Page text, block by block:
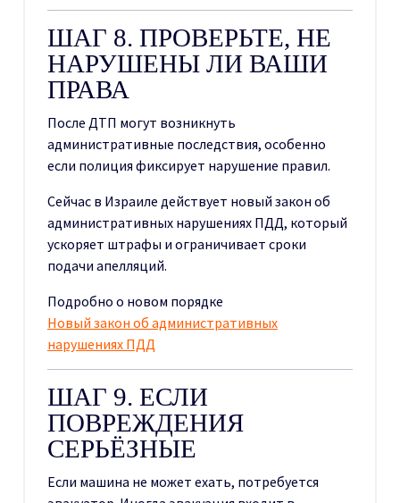
ШАГ 8. ПРОВЕРЬТЕ, НЕ
НАРУШЕНЫ ЛИ ВАШИ
ПРАВА
После ДТП могут возникнуть
административные последствия, особенно
если полиция фиксирует нарушение правил.
Сейчас в Израиле действует новый закон об
административных нарушениях ПДД, который
ускоряет штрафы и ограничивает сроки
подачи апелляций.
Подробно о новом порядке
Новый закон об административных
нарушениях ПДД
ШАГ 9. ЕСЛИ
ПОВРЕЖДЕНИЯ
СЕРЬЁЗНЫЕ
Если машина не может ехать, потребуется